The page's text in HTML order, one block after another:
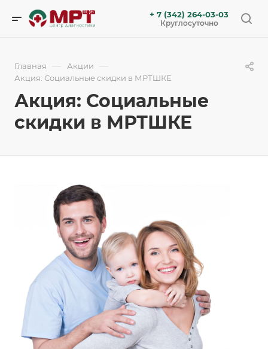
+ 7 (342) 264-03-03
Круглосуточно
Главная — Акции —
Акция: Социальные скидки в МРТШКЕ
Акция: Социальные
скидки в МРТШКЕ